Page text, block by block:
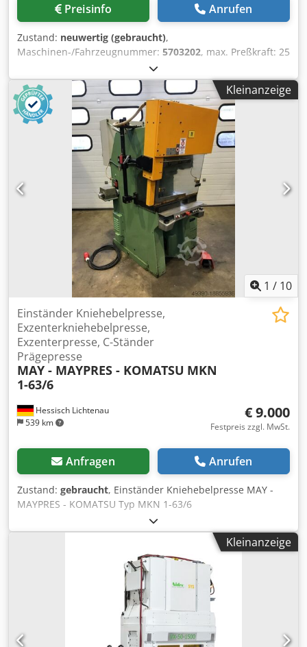
Preisinfo Anrufen
Zustand: neuwertig (gebraucht),
Maschinen-/Fahrzeugnummer: 5703202, max. Preßkraft: 25
kN Ausladung: 105 mm max. Arbeitshub: 60 mm
Tischgröße: 150 x 200 mm Durchfalloch im Tisch: 25 mm
Hubverstellung: 180 mm min./max. Einbauhöhe: 30/210
mm Dedpfx Aoy Uv Hcjb Ujck Platzbedarf ohne/mit Hebel:
300 x 400 x 640/1100 mm Gewicht: 74 kg
Kleinanzeige
1 / 10
Hessisch Lichtenau
539 km
Einständer Kniehebelpresse,
Exzenterkniehebelpresse,
Exzenterpresse, C-Ständer
Prägepresse
MAY - MAYPRES - KOMATSU MKN
1-63/6
€ 9.000
Festpreis zzgl. MwSt.
Anfragen Anrufen
Zustand: gebraucht, Einständer Kniehebelpresse MAY -
MAYPRES - KOMATSU Typ MKN 1-63/6
Exzenterkniehebelpresse, Exzenterpresse Baujahr ca. 1984
Druckkraft 60 ton. Ausladung 160 mm Tischgröße 580 x
360 mm Stößelfläche Ø 270 mm Einspannzapfenbohrung
Ø 40 mm Abstand zwischen den Ständern 218 mm
Stößelhub 60 mm Auswerferhub 15 mm Stößelverstellweg
30 mm Einbauhöhe max. 300 mm (mit
Tischzwischenplatte) Hubzahl 70 Hübe pro Minute
Motordrehzahl 1400 U/min. Motorleistung 3 kW
Netzanschluß 380 Volt, 50 Hz - pneumatische Kupplung
Kleinanzeige